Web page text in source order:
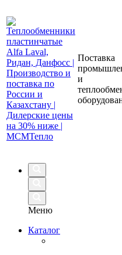
Поставка
и
Меню
Каталог